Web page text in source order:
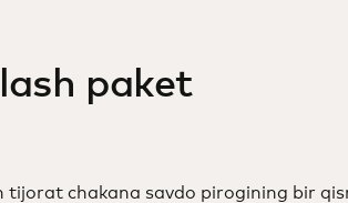
paket
tijorat chakana savdo pirogining bir